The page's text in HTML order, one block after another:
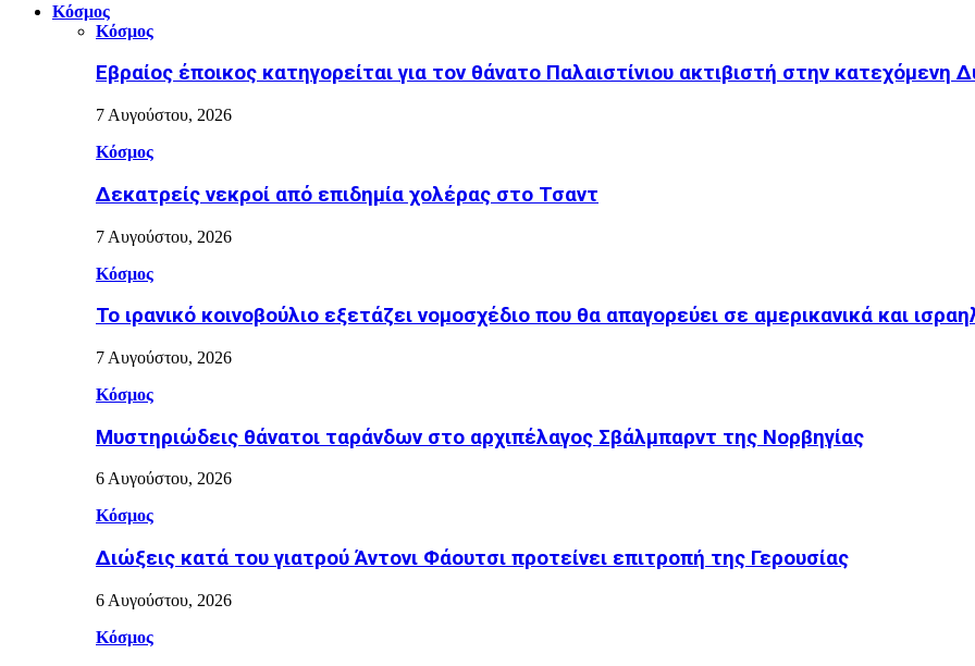
Κόσμος
Κόσμος
Εβραίος έποικος κατηγορείται για τον θάνατο Παλαιστίνιου ακτιβιστή στην κατεχόμενη
7 Αυγούστου, 2026
Κόσμος
Δεκατρείς νεκροί από επιδημία χολέρας στο Τσαντ
7 Αυγούστου, 2026
Κόσμος
Το ιρανικό κοινοβούλιο εξετάζει νομοσχέδιο που θα απαγορεύει σε αμερικανικά και
7 Αυγούστου, 2026
Κόσμος
Μυστηριώδεις θάνατοι ταράνδων στο αρχιπέλαγος Σβάλμπαρντ της Νορβηγίας
6 Αυγούστου, 2026
Κόσμος
Διώξεις κατά του γιατρού Άντονι Φάουτσι προτείνει επιτροπή της Γερουσίας
6 Αυγούστου, 2026
Κόσμος